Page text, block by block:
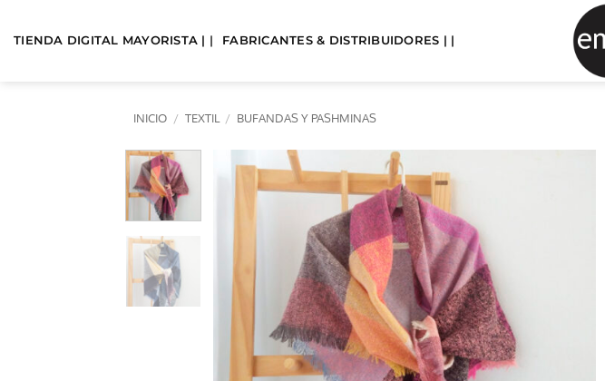
TIENDA DIGITAL MAYORISTA | | FABRICANTES & DISTRIBUIDORES | |
INICIO / TEXTIL / BUFANDAS Y PASHMINAS